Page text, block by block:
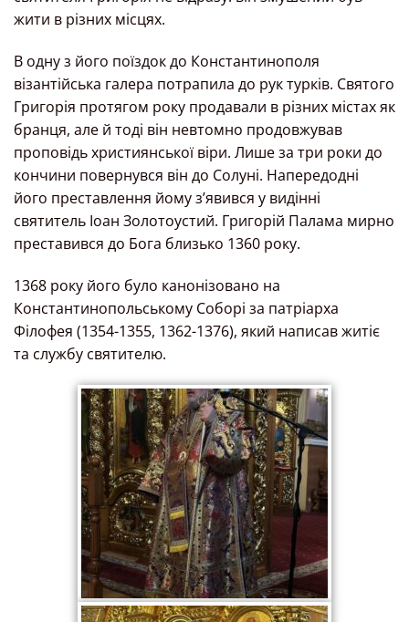
жити в різних місцях.
В одну з його поїздок до Константинополя
візантійська галера потрапила до рук турків. Святого
Григорія протягом року продавали в різних містах як
бранця, але й тоді він невтомно продовжував
проповідь християнської віри. Лише за три роки до
кончини повернувся він до Солуні. Напередодні
його преставлення йому з’явився у видінні
святитель Іоан Золотоустий. Григорій Палама мирно
преставився до Бога близько 1360 року.
1368 року його було канонізовано на
Константинопольському Соборі за патріарха
Філофея (1354-1355, 1362-1376), який написав житіє
та службу святителю.